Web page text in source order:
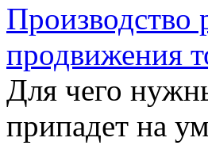
Производство
продвижения
Для чего
припадет на